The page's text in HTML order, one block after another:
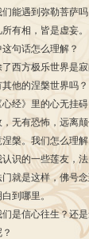
们能遇到弥勒菩萨吗
所有相，皆是虚妄。
这句话怎么理解？
了西方极乐世界是
其他的涅槃世界吗？
心经》里的心无挂
，无有恐怖，远离
涅槃。我们怎么理解
认识的一些莲友，
门就是这样，佛号
白到哪里。
们是信心往生？还